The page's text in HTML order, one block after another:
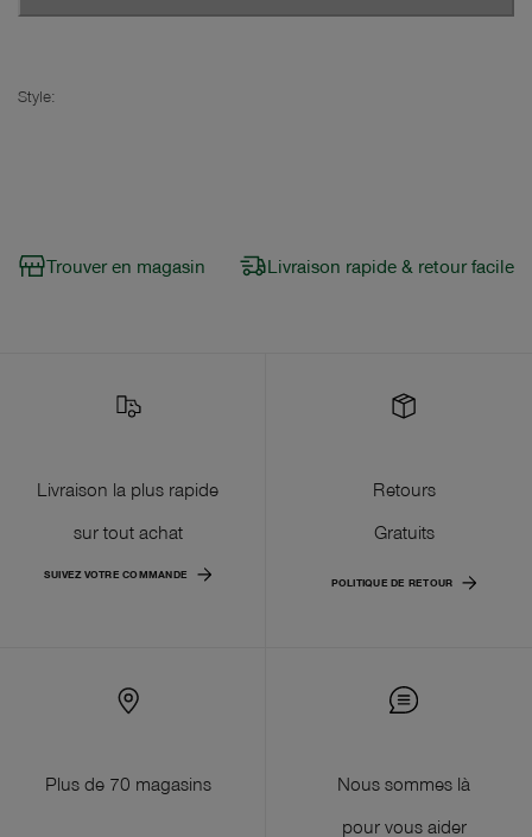
Style:
Trouver en magasin Livraison rapide & retour facile
Livraison la plus rapide
sur tout achat
SUIVEZ VOTRE COMMANDE
Retours
Gratuits
POLITIQUE DE RETOUR
Plus de 70 magasins
Nous sommes là
pour vous aider